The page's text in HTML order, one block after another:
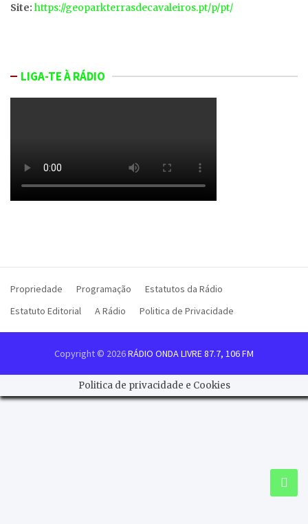
Site: https://geoparkterrasdecavaleiros.pt/p/pt/
LIGA-TE À RÁDIO
Propriedade Programação
Estatutos da Rádio
Estatuto Editorial
A Rádio Politica de Privacidade
Copyright © 2026RÁDIO ONDA LIVRE 87.7, 106 FM
Politica de privacidade e Cookies